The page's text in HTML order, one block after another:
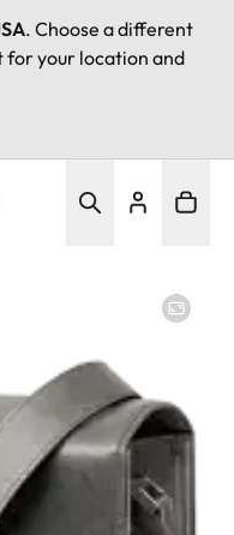
. Choose a different
your location and